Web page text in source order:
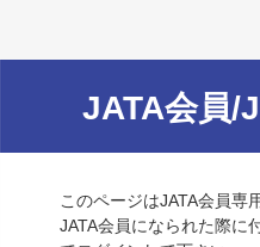
JATA会員/
このページはJATA会員専
JATA会員になられた際に